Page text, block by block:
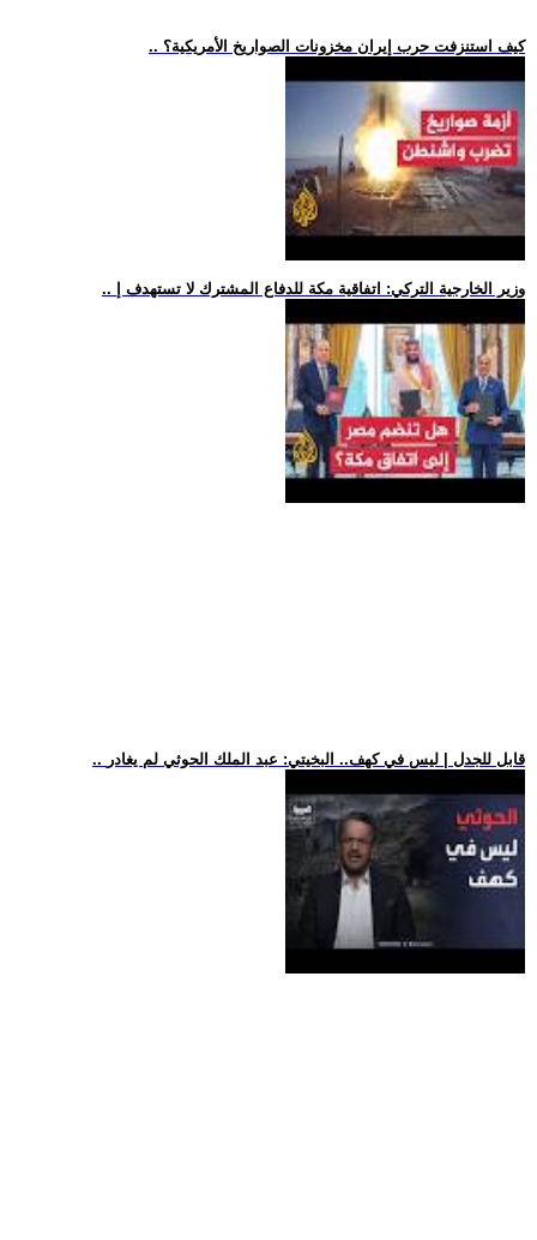
.. كيف استنزفت حرب إيران مخزونات الصواريخ الأمريكية؟
.. وزير الخارجية التركي: اتفاقية مكة للدفاع المشترك لا تستهدف إ
.. قابل للجدل | ليس في كهف.. البخيتي: عبد الملك الحوثي لم يغادر